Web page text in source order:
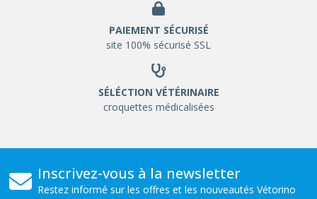
PAIEMENT SÉCURISÉ
site 100% sécurisé SSL
SÉLÉCTION VÉTÉRINAIRE
croquettes médicalisées
Inscrivez-vous à la newsletter
Restez informé sur les offres et les nouveautés Vétorino